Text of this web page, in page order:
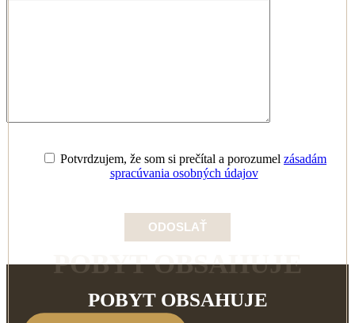
Potvrdzujem, že som si prečítal a porozumel zásadám
spracúvania osobných údajov
POBYT OBSAHUJE
POBYT OBSAHUJE